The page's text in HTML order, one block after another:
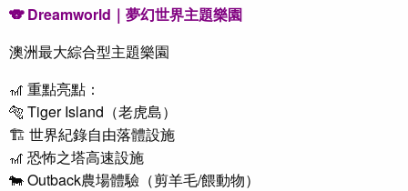
🐨 Dreamworld｜夢幻世界主題樂園
澳洲最大綜合型主題樂園
🎢 重點亮點：
🐅 Tiger Island（老虎島）
🏗 世界紀錄自由落體設施
🎢 恐怖之塔高速設施
🐄 Outback農場體驗（剪羊毛/餵動物）